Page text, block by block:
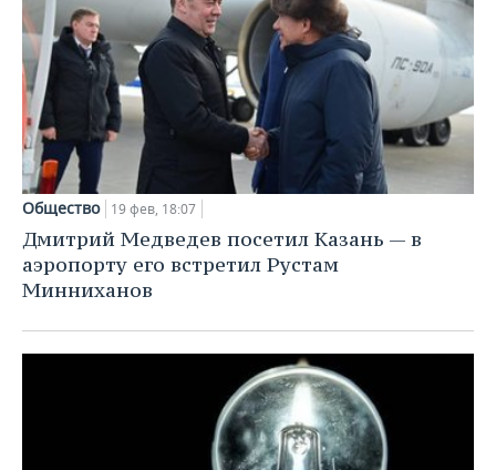
Общество 19 фев, 18:07
Дмитрий Медведев посетил Казань — в
аэропорту его встретил Рустам
Минниханов